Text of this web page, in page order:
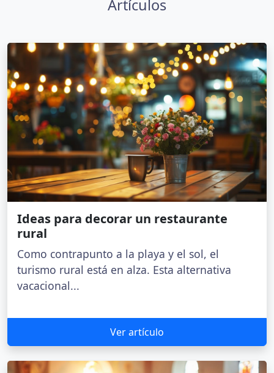
Artículos
Ideas para decorar un restaurante
rural
Como contrapunto a la playa y el sol, el
turismo rural está en alza. Esta alternativa
vacacional...
Ver artículo